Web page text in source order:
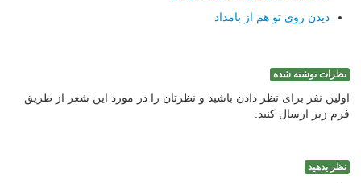
دیدن روی تو هم از بامداد
نظرات نوشته شده
اولین نفر برای نظر دادن باشید و نظرتان را در مورد این شعر از طریق
فرم زیر ارسال کنید.
نظر بدهید